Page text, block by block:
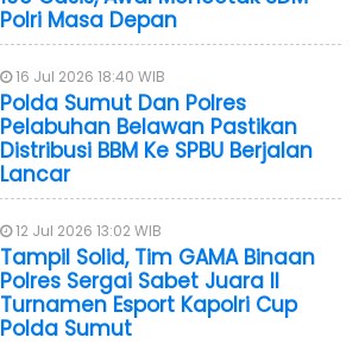
Polri Masa Depan
16 Jul 2026 18:40 WIB
Polda Sumut Dan Polres
Pelabuhan Belawan Pastikan
Distribusi BBM Ke SPBU Berjalan
Lancar
12 Jul 2026 13:02 WIB
Tampil Solid, Tim GAMA Binaan
Polres Sergai Sabet Juara II
Turnamen Esport Kapolri Cup
Polda Sumut